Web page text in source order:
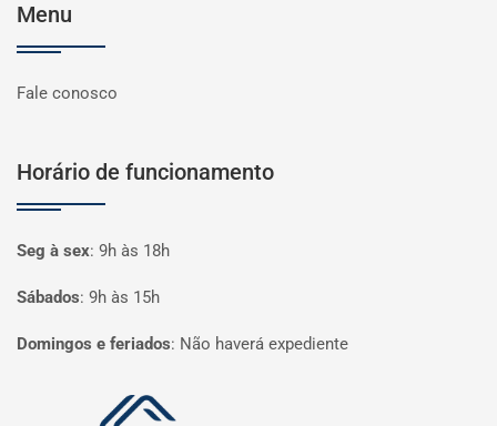
Menu
Fale conosco
Horário de funcionamento
Seg à sex: 9h às 18h
Sábados: 9h às 15h
Domingos e feriados: Não haverá expediente
Página inicial